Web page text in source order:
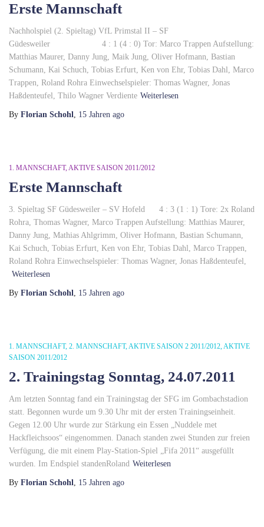
Erste Mannschaft
Nachholspiel (2. Spieltag) VfL Primstal II – SF
Güdesweiler 4 : 1 (4 : 0) Tor: Marco Trappen Aufstellung:
Matthias Maurer, Danny Jung, Maik Jung, Oliver Hofmann, Bastian
Schumann, Kai Schuch, Tobias Erfurt, Ken von Ehr, Tobias Dahl, Marco
Trappen, Roland Rohra Einwechselspieler: Thomas Wagner, Jonas
Haßdenteufel, Thilo Wagner Verdiente Weiterlesen
By Florian Schohl, 15 Jahren ago
1. MANNSCHAFT AKTIVE SAISON 2011/2012
Erste Mannschaft
3. Spieltag SF Güdesweiler – SV Hofeld 4 : 3 (1 : 1) Tore: 2x Roland
Rohra, Thomas Wagner, Marco Trappen Aufstellung: Matthias Maurer,
Danny Jung, Mathias Ahlgrimm, Oliver Hofmann, Bastian Schumann,
Kai Schuch, Tobias Erfurt, Ken von Ehr, Tobias Dahl, Marco Trappen,
Roland Rohra Einwechselspieler: Thomas Wagner, Jonas Haßdenteufel,
Weiterlesen
By Florian Schohl, 15 Jahren ago
1. MANNSCHAFT 2. MANNSCHAFT AKTIVE SAISON 2 2011/2012 AKTIVE
SAISON 2011/2012
2. Trainingstag Sonntag, 24.07.2011
Am letzten Sonntag fand ein Trainingstag der SFG im Gombachstadion
statt. Begonnen wurde um 9.30 Uhr mit der ersten Trainingseinheit.
Gegen 12.00 Uhr wurde zur Stärkung ein Essen „Nuddele met
Hackfleichsoos“ eingenommen. Danach standen zwei Stunden zur freien
Verfügung, die mit einem Play-Station-Spiel „Fifa 2011“ ausgefüllt
wurden. Im Endspiel standenRoland Weiterlesen
By Florian Schohl, 15 Jahren ago